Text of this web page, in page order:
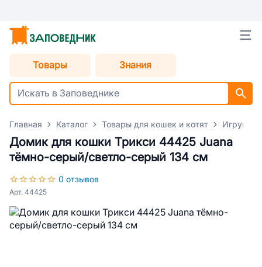
Товары Знания
Главная Каталог Товары для кошек и котят Игрушки
Домик для кошки Трикси 44425 Juana
тёмно-серый/светло-серый 134 см
0 отзывов
Арт. 44425